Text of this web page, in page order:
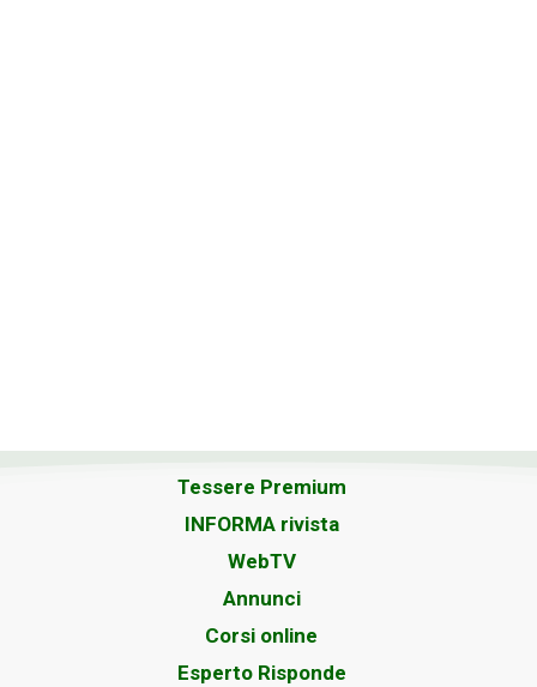
Tessere Premium
INFORMA rivista
WebTV
Annunci
Corsi online
Esperto Risponde